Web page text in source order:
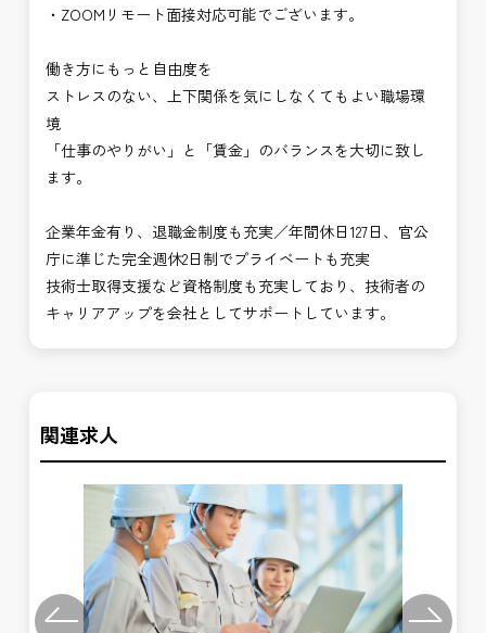
・ZOOMリモート面接対応可能でございます。
働き方にもっと自由度を
ストレスのない、上下関係を気にしなくてもよい職場環
境
「仕事のやりがい」と「賃金」のバランスを大切に致し
ます。
企業年金有り、退職金制度も充実／年間休日127日、官公
庁に準じた完全週休2日制でプライベートも充実
技術士取得支援など資格制度も充実しており、技術者の
キャリアアップを会社としてサポートしています。
関連求人
Previous Next